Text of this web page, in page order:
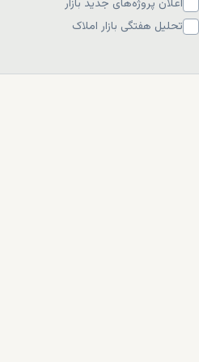
اعلان پروژه‌های جدید بازار
تحلیل هفتگی بازار املاک